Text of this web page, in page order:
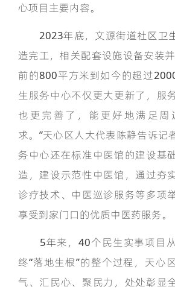
心项目主要内容。
2023年底，文源街道社区卫
造完工，相关配套设施设备安装
前的800平方米到如今的超过
生服务中心不仅更大更新了，服
也更完善了，能更好地满足周
求。”天心区人大代表陈静告诉记
务中心还在标准中医馆的建设基
造，建设示范性中医馆，通过夯
诊疗技术、中医巡诊服务等多项
享受到家门口的优质中医药服务。
5年来，40个民生实事项目
终“落地生根”的整个过程，天心
气、汇民心、聚民力，处处彰显